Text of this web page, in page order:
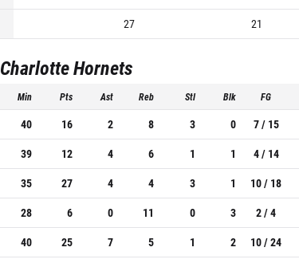
27 21
Charlotte Hornets
Min Pts Ast Reb Stl Blk FG
40 16 2 8 3 0 7 / 15
39 12 4 6 1 1 4 / 14
35 27 4 4 3 1 10 / 18
28 6 0 11 0 3 2 / 4
40 25 7 5 1 2 10 / 24